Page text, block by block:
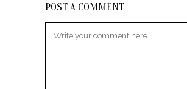
POST A COMMENT